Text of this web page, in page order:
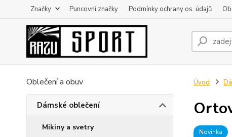
Značky Puncovní značky Podmínky ochrany os. údajů
Oblečení a obuv
Dámské oblečení
Mikiny a svetry
Úvod
Novinka